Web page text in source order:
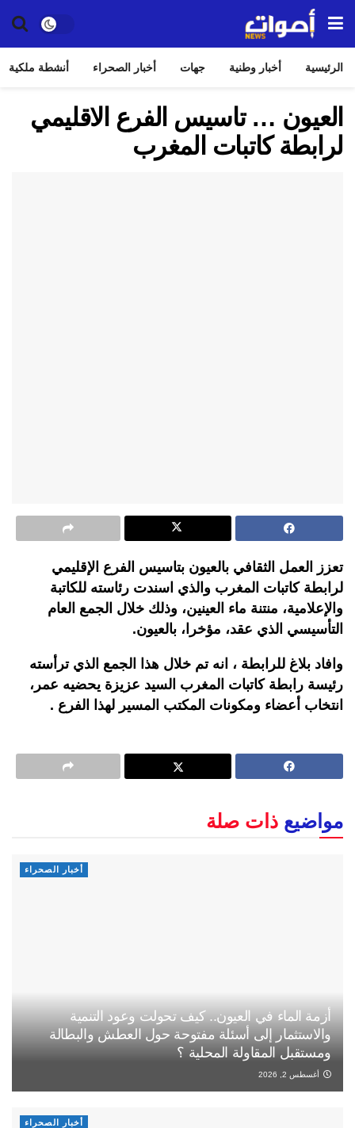
الرئيسية أخبار وطنية جهات أخبار الصحراء أنشطة ملكية
العيون … تاسيس الفرع الاقليمي
لرابطة كاتبات المغرب
تعزز العمل الثقافي بالعيون بتاسيس الفرع الإقليمي
لرابطة كاتبات المغرب والذي اسندت رئاسته للكاتبة
والإعلامية، منتنة ماء العينين، وذلك خلال الجمع العام
التأسيسي الذي عقد، مؤخرا، بالعيون.
وافاد بلاغ للرابطة ، انه تم خلال هذا الجمع الذي ترأسته
رئيسة رابطة كاتبات المغرب السيد عزيزة يحضيه عمر،
انتخاب أعضاء ومكونات المكتب المسير لهذا الفرع .
مواضيع ذات صلة
أخبار الصحراء
أزمة الماء في العيون.. كيف تحولت وعود التنمية
والاستثمار إلى أسئلة مفتوحة حول العطش والبطالة
ومستقبل المقاولة المحلية ؟
أغسطس 2, 2026
أخبار الصحراء